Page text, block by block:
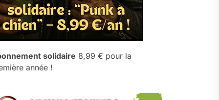
solidaire 8,99 € pour la
année !